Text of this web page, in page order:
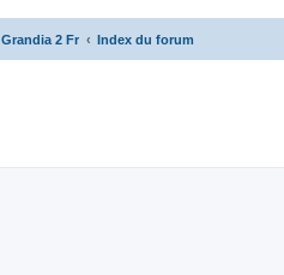
Grandia 2 Fr Index du forum